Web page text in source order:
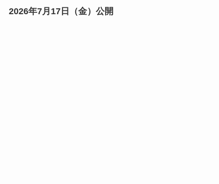
2026年7月17日（金）公開